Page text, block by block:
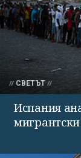
СВЕТЪТ
Испания